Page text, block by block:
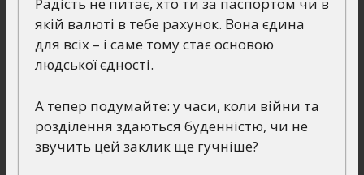
Радість не питає, хто ти за паспортом чи в
якій валюті в тебе рахунок. Вона єдина
для всіх – і саме тому стає основою
людської єдності.
А тепер подумайте: у часи, коли війни та
розділення здаються буденністю, чи не
звучить цей заклик ще гучніше?